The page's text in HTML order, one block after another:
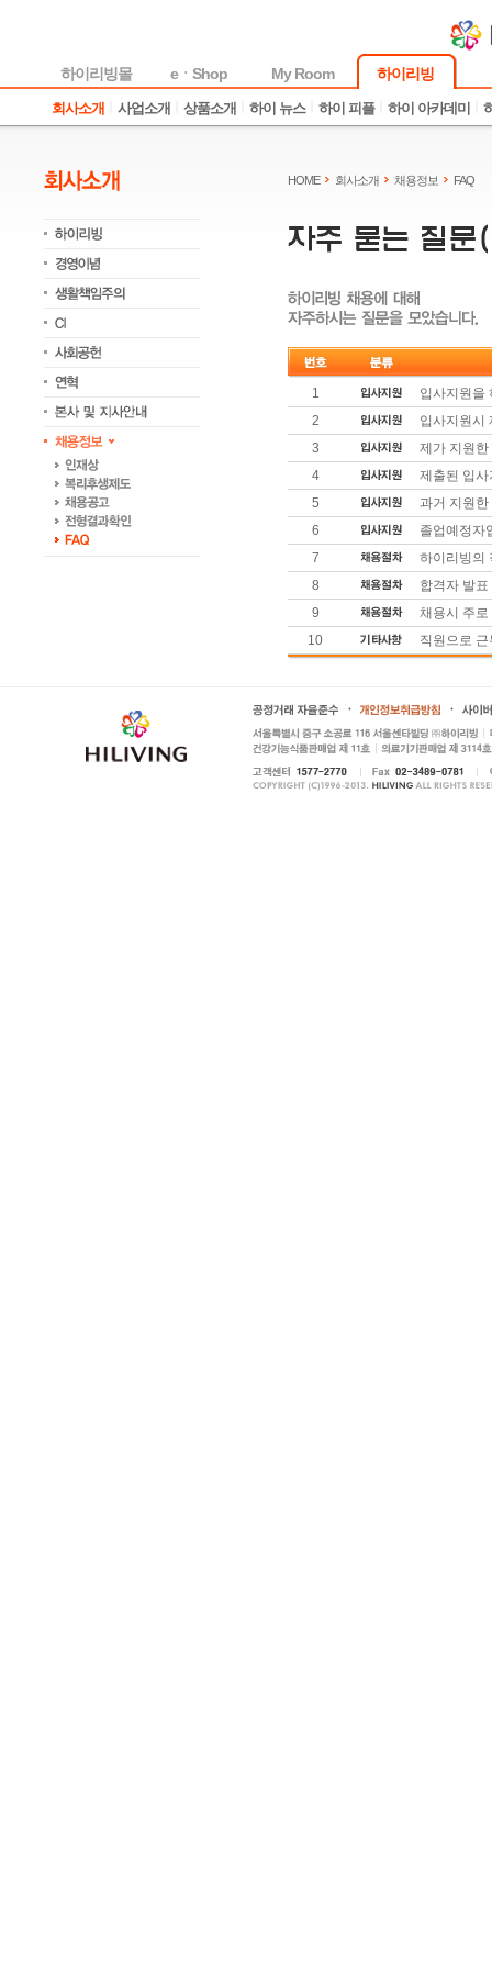
하이리빙몰 eㆍShop My Room 하이리빙
회사소개 사업소개 상품소개 하이 뉴스 하이 피플 하이 아카데미
HOME 회사소개 채용정보 FAQ
1
입사지원을
2
입사지원시
3
제가 지원
4
제출된 입
5
과거 지원
6
졸업예정자
7
하이리빙의
8
합격자 발
9
채용시 주
10
직원으로